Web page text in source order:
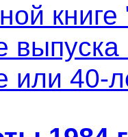
книге
выпуска
или 40-